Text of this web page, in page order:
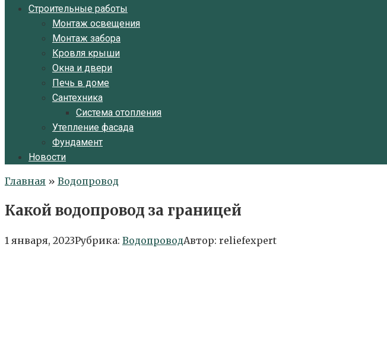
Строительные работы
Монтаж освещения
Монтаж забора
Кровля крыши
Окна и двери
Печь в доме
Сантехника
Система отопления
Утепление фасада
Фундамент
Новости
Главная » Водопровод
Какой водопровод за границей
1 января, 2023Рубрика: ВодопроводАвтор: reliefexpert